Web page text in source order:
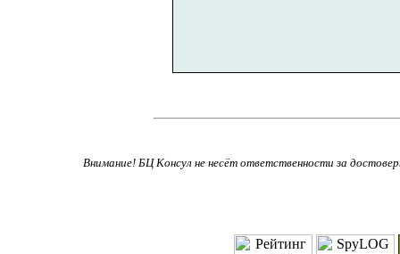
Внимание! БЦ Консул не несёт ответственности за